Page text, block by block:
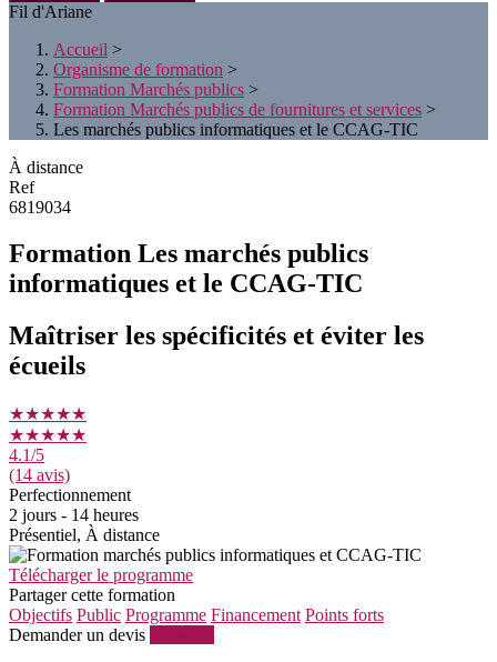
Fil d'Ariane
Accueil >
Organisme de formation >
Formation Marchés publics >
Formation Marchés publics de fournitures et services >
Les marchés publics informatiques et le CCAG-TIC
À distance
Ref
6819034
Formation Les marchés publics
informatiques et le CCAG-TIC
Maîtriser les spécificités et éviter les
écueils
★★★★★
★★★★★
4.1/5
(14 avis)
Perfectionnement
2 jours - 14 heures
Présentiel, À distance
Télécharger le programme
Partager cette formation
Objectifs Public Programme Financement Points forts
Demander un devis